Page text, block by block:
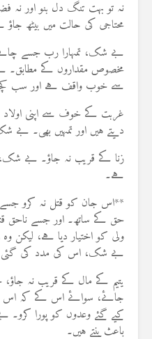
نہ تو بہت تنگ دل بنو اور نہ
محتاجی کی حالت میں بیٹھ جاؤ
بے شک، تمہارا رب جسے
مخصوص مقداروں کے مطابق۔
سے خوب واقف ہے اور سب
غربت کے خوف سے اپنی اولاد
دیتے ہیں اور تمہیں بھی۔ بے
زنا کے قریب نہ جاؤ۔ بے شک،
ہے۔
**اس جان کو قتل نہ کرو جسے
حق کے ساتھ۔ اور جسے
ولی کو اختیار دیا ہے، لیکن
بے شک، اس کی مدد کی گئی
یتیم کے مال کے قریب نہ
جائے، سوائے اس کے کہ اس
کیے گئے وعدوں کو پورا
باعث بنتے ہیں۔